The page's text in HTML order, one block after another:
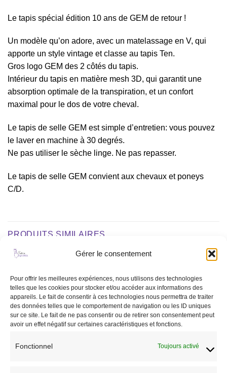
Gérer le consentement
Pour offrir les meilleures expériences, nous utilisons des technologies
telles que les cookies pour stocker et/ou accéder aux informations des
appareils. Le fait de consentir à ces technologies nous permettra de traiter
des données telles que le comportement de navigation ou les ID uniques
sur ce site. Le fait de ne pas consentir ou de retirer son consentement peut
avoir un effet négatif sur certaines caractéristiques et fonctions.
Fonctionnel Toujours activé
Le tapis spécial édition 10 ans de GEM de retour !
Un modèle qu’on adore, avec un matelassage en V, qui
apporte un style vintage et classe au tapis Ten.
Gros logo GEM des 2 côtés du tapis.
Intérieur du tapis en matière mesh 3D, qui garantit une
absorption optimale de la transpiration, et un confort
maximal pour le dos de votre cheval.
Le tapis de selle GEM est simple d’entretien: vous pouvez
le laver en machine à 30 degrés.
Ne pas utiliser le sèche linge. Ne pas repasser.
Le tapis de selle GEM convient aux chevaux et poneys
C/D.
PRODUITS SIMILAIRES
Ajouter
à la liste
de
souhaits
Ajouter
à la liste
de
souhaits